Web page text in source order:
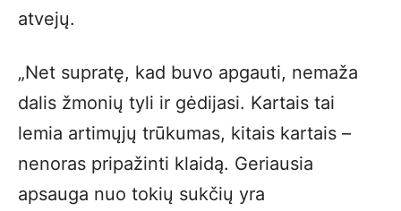
atvejų.
„Net supratę, kad buvo apgauti, nemaža
dalis žmonių tyli ir gėdijasi. Kartais tai
lemia artimųjų trūkumas, kitais kartais –
nenoras pripažinti klaidą. Geriausia
apsauga nuo tokių sukčių yra